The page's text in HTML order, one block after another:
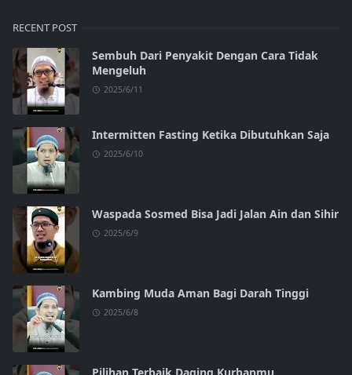
RECENT POST
Sembuh Dari Penyakit Dengan Cara Tidak
Mengeluh
2025/6/11
Intermitten Fasting Ketika Dibutuhkan Saja
2025/6/10
Waspada Sosmed Bisa Jadi Jalan Ain dan Sihir
2025/6/9
Kambing Muda Aman Bagi Darah Tinggi
2025/6/8